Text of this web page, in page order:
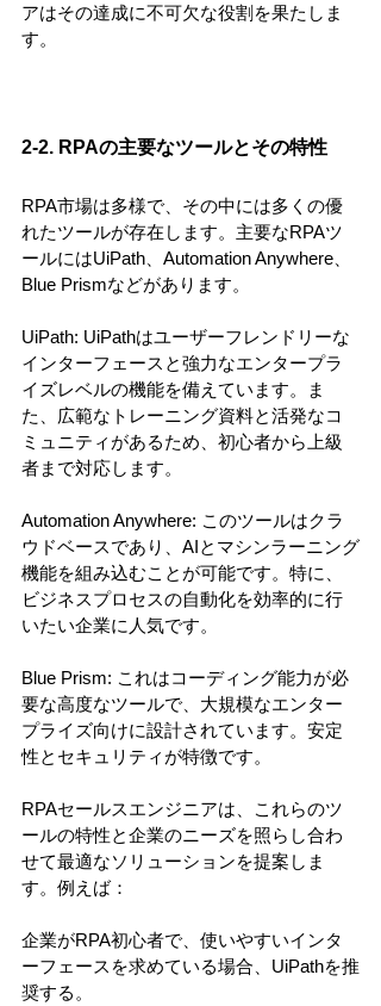
アはその達成に不可欠な役割を果たしま
す。
2-2. RPAの主要なツールとその特性
RPA市場は多様で、その中には多くの優
れたツールが存在します。主要なRPAツ
ールにはUiPath、Automation Anywhere、
Blue Prismなどがあります。
UiPath: UiPathはユーザーフレンドリーな
インターフェースと強力なエンタープラ
イズレベルの機能を備えています。ま
た、広範なトレーニング資料と活発なコ
ミュニティがあるため、初心者から上級
者まで対応します。
Automation Anywhere: このツールはクラ
ウドベースであり、AIとマシンラーニング
機能を組み込むことが可能です。特に、
ビジネスプロセスの自動化を効率的に行
いたい企業に人気です。
Blue Prism: これはコーディング能力が必
要な高度なツールで、大規模なエンター
プライズ向けに設計されています。安定
性とセキュリティが特徴です。
RPAセールスエンジニアは、これらのツ
ールの特性と企業のニーズを照らし合わ
せて最適なソリューションを提案しま
す。例えば：
企業がRPA初心者で、使いやすいインタ
ーフェースを求めている場合、UiPathを推
奨する。